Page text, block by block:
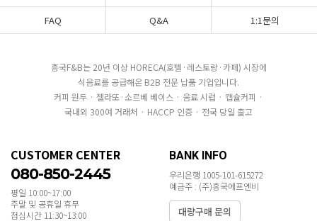
FAQ
Q&A 1:1문의
흥국F&B는 20년 이상 HORECA(호텔·레스토랑·카페) 시장에
식음료를 공급해온 B2B 전문 납품 기업입니다.
커피 원두 · 젤라또·소르베 베이스 · 음료 시럽 · 캡슐커피 ·
국내외 300여 거래처 · HACCP 인증 · 전국 당일 출고
CUSTOMER CENTER
080-850-2445
평일 10:00~17:00
주말 및 공휴일 휴무
점심시간 11:30~13:00
BANK INFO
우리은행 1005-101-615272
예금주 : (주)흥국에프엔비
대량구매 문의